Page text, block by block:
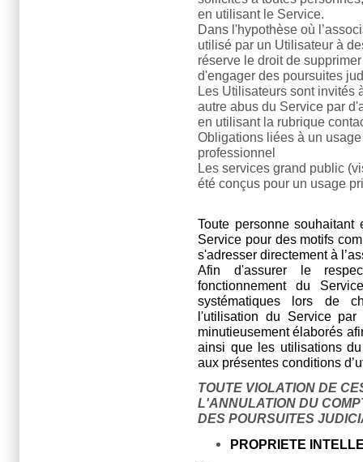
en utilisant le Service.
Dans l'hypothèse où
utilisé par un Utilisateur à
réserve le droit de
d'engager des poursuites
Les Utilisateurs sont invités
autre abus du Service par
en utilisant la rubrique
Obligations liées à un
professionnel
Les services grand public
été conçus pour un usage
Toute personne
Service pour des motifs
s'adresser directement à
Afin d'assurer le
fonctionnement du
systématiques lors de
l'utilisation du Service
minutieusement élaborés
ainsi que les utilisations
aux présentes conditions
TOUTE VIOLATION DE
L'ANNULATION DU
DES POURSUITES
PROPRIETE